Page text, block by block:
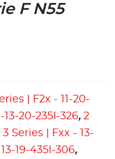
F N55
| F2x - 11-20-
13-20-235I-326, 2
3 Series | Fxx - 13-
19-435I-306,